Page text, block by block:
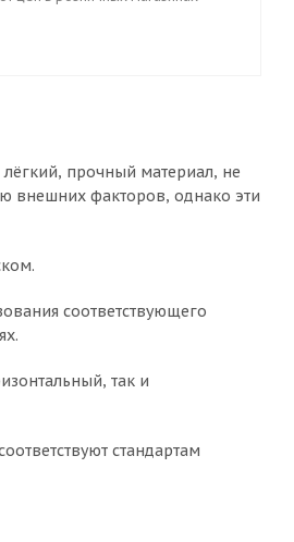
прочный материал, не
внешних факторов, однако эти
соответствующего
так и
стандартам